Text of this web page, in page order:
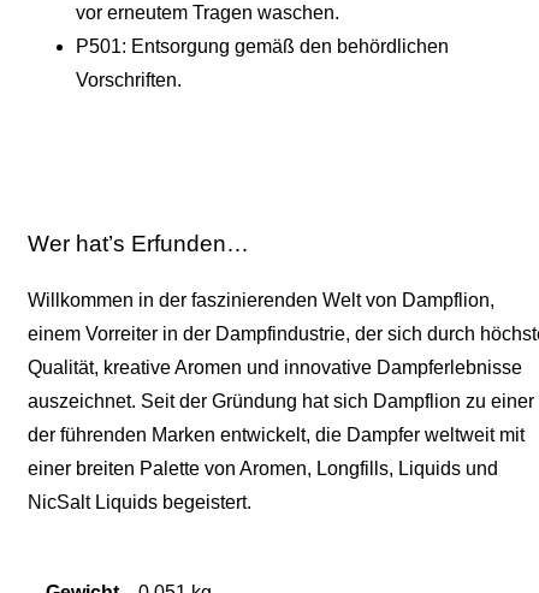
vor erneutem Tragen waschen.
P501: Entsorgung gemäß den behördlichen
Vorschriften.
Wer hat’s Erfunden…
Willkommen in der faszinierenden Welt von Dampflion,
einem Vorreiter in der Dampfindustrie, der sich durch
Qualität, kreative Aromen und innovative Dampferlebnisse
auszeichnet. Seit der Gründung hat sich Dampflion zu einer
der führenden Marken entwickelt, die Dampfer weltweit mit
einer breiten Palette von Aromen, Longfills, Liquids und
NicSalt Liquids begeistert.